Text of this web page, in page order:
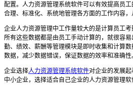
配置。 人力资源管理系统软件可以有效提高员
合理、标准化、系统地管理各方面的工作内容，
企业人力资源管理中工作量较大的是计算员工
所有这些数据都是由员工手动计算的，就很容
勤、绩效、薪酬等管理模块是即时收集和计算
数据，减少数据错误，保证数据的效率和准确性
企业选择人力资源管理系统软件对企业的发展
中小企业，选择适合自己企业的人力资源管理软